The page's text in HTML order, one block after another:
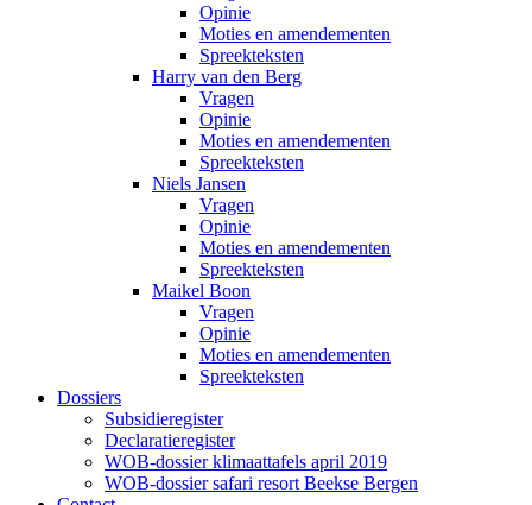
Opinie
Moties en amendementen
Spreekteksten
Harry van den Berg
Vragen
Opinie
Moties en amendementen
Spreekteksten
Niels Jansen
Vragen
Opinie
Moties en amendementen
Spreekteksten
Maikel Boon
Vragen
Opinie
Moties en amendementen
Spreekteksten
Dossiers
Subsidieregister
Declaratieregister
WOB-dossier klimaattafels april 2019
WOB-dossier safari resort Beekse Bergen